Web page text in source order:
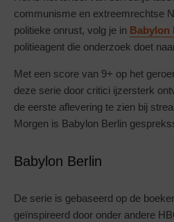
communisme en extreemrechtse
politieke onrust, volg je in Babylon
politieagent die onderzoek doet
Met een score van 9+ op het
deze serie door critici ijzersterk
de eerste aflevering te zien bij
Morgen is Babylon Berlin
Babylon Berlin
De serie is gebaseerd op de
geïnspireerd door onder andere